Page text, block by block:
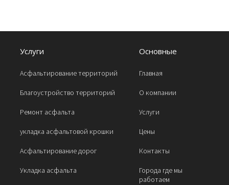
Услуги
Асфальтирование территорий
Благоустройство территорий
Ремонт асфальта
укладка асфальтовой крошки
Асфальтирование дорог
Укладка асфальта
Основные
Главная
О компании
Услуги
Цены
Контакты
Города где мы
работаем